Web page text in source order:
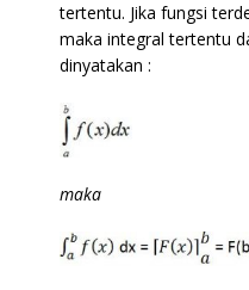
tertentu. Jika fungsi
maka integral tertentu
dinyatakan :
maka